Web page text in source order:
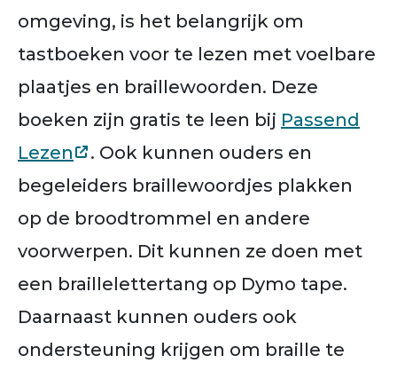
omgeving, is het belangrijk om
tastboeken voor te lezen met voelbare
plaatjes en braillewoorden. Deze
boeken zijn gratis te leen bij Passend
Lezen
. Ook kunnen ouders en
begeleiders braillewoordjes plakken
op de broodtrommel en andere
voorwerpen. Dit kunnen ze doen met
een braillelettertang op Dymo tape.
Daarnaast kunnen ouders ook
ondersteuning krijgen om braille te